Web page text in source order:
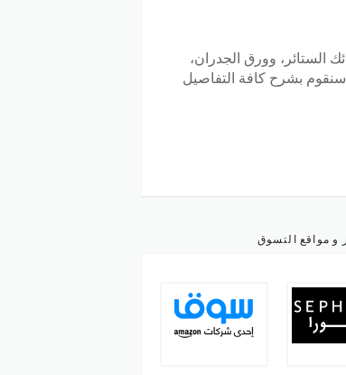
الستائر، وورق الجدران،
سنقوم بشرح كافة التفاصيل
و مواقع التسوق